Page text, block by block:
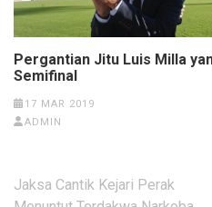
Pergantian Jitu Luis Milla
Semifinal
17 MAR 2019
ADMIN
Navigasi
Jaksa Cantik Kejari Perak